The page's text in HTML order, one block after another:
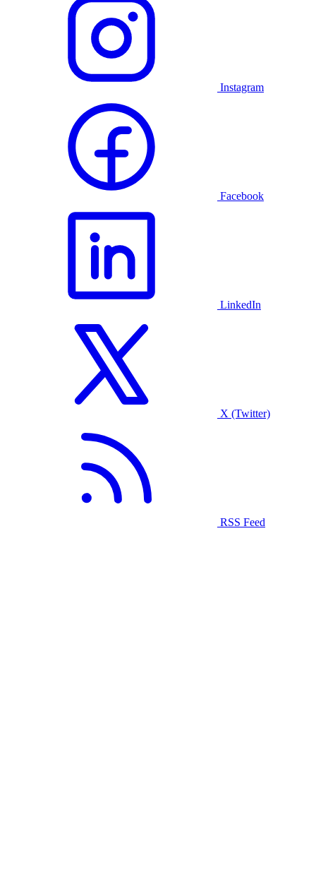
Instagram
Facebook
LinkedIn
X (Twitter)
RSS Feed